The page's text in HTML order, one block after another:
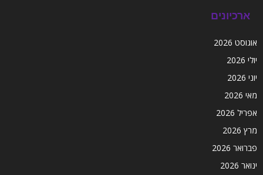
ארכיונים
אוגוסט 2026
יולי 2026
יוני 2026
מאי 2026
אפריל 2026
מרץ 2026
פברואר 2026
ינואר 2026